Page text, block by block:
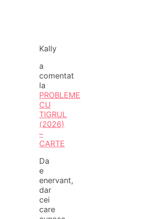
Kally
a
comentat
la
PROBLEME
CU
TIGRUL
(2026)
–
CARTE
Da
e
enervant,
dar
cei
care